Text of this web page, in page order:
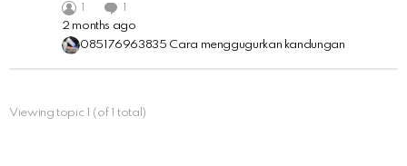
1
1
2 months ago
085176963835​ Cara menggugurkan kandungan
Viewing topic 1 (of 1 total)